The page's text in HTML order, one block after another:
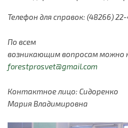
Телефон для справок: (48266)
По всем
возникающим вопросам можно
forestprosvet@gmail.com
Контактное лицо: Сидоренко
Мария Владимировна